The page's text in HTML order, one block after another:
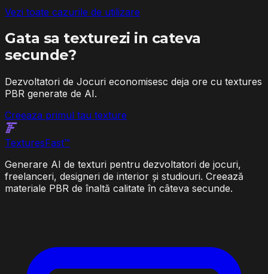
Vezi toate cazurile de utilizare
Gata sa texturezi in cateva
secunde?
Dezvoltatori de Jocuri economisesc deja ore cu textures
PBR generate de AI.
Creeaza primul tau texture
TexturesFast™
Generare AI de texturi pentru dezvoltatori de jocuri,
freelanceri, designeri de interior și studiouri. Creează
materiale PBR de înaltă calitate în câteva secunde.